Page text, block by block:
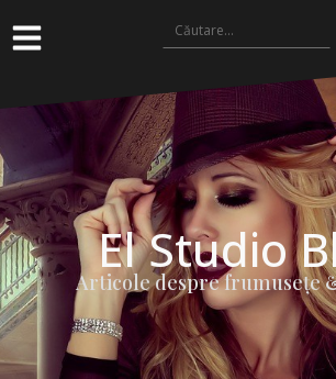
El Studio
Articole despre frumuseţe